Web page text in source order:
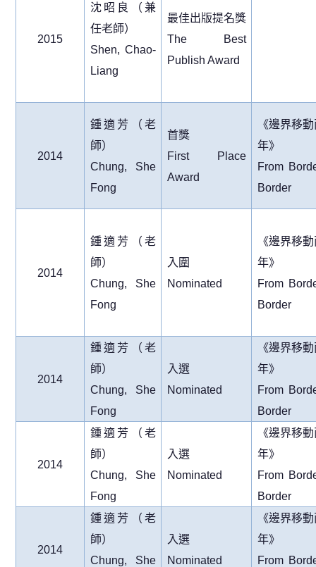
2015
沈昭良（兼
任老師）
Shen, Chao-
Liang
最佳出版提名獎
The Best
Publish Award
2014
鍾適芳（老
師）
Chung, She
Fong
首獎
First Place
Award
《邊界移
年》
From
Border
2014
鍾適芳（老
師）
Chung, She
Fong
入圍
Nominated
《邊界移
年》
From
Border
2014
鍾適芳（老
師）
Chung, She
Fong
入選
Nominated
《邊界移
年》
From
Border
2014
鍾適芳（老
師）
Chung, She
Fong
入選
Nominated
《邊界移
年》
From
Border
2014
鍾適芳（老
師）
Chung, She
入選
Nominated
《邊界移
年》
From